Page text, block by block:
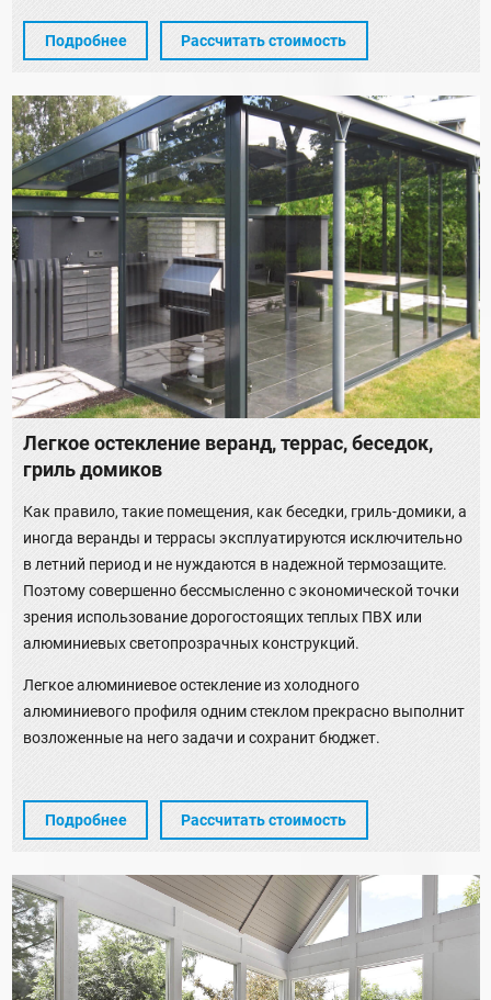
Подробнее Рассчитать стоимость
Легкое остекление веранд, террас, беседок,
гриль домиков
Как правило, такие помещения, как беседки, гриль-домики, а
иногда веранды и террасы эксплуатируются исключительно
в летний период и не нуждаются в надежной термозащите.
Поэтому совершенно бессмысленно с экономической точки
зрения использование дорогостоящих теплых ПВХ или
алюминиевых светопрозрачных конструкций.
Легкое алюминиевое остекление из холодного
алюминиевого профиля одним стеклом прекрасно выполнит
возложенные на него задачи и сохранит бюджет.
Подробнее Рассчитать стоимость